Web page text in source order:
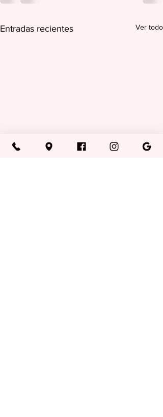
Entradas recientes Ver todo